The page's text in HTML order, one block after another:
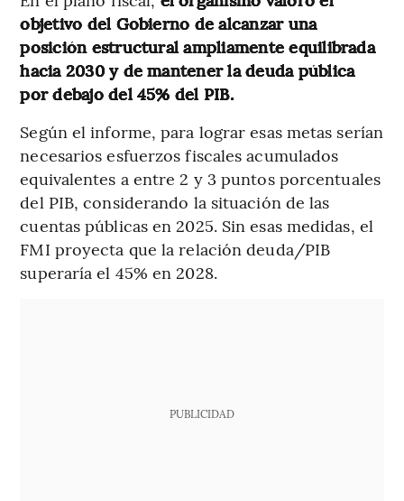
objetivo del Gobierno de alcanzar una
posición estructural ampliamente equilibrada
hacia 2030 y de mantener la deuda pública
por debajo del 45% del PIB.
Según el informe, para lograr esas metas serían
necesarios esfuerzos fiscales acumulados
equivalentes a entre 2 y 3 puntos porcentuales
del PIB, considerando la situación de las
cuentas públicas en 2025. Sin esas medidas, el
FMI proyecta que la relación deuda/PIB
superaría el 45% en 2028.
PUBLICIDAD